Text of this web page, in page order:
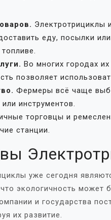
Электротрициклы
еду, посылки
Во многих городах
позволяет
Фермеры всё чаще
инструментов.
торговцы и
станции.
уже сегодня
экологичность может
и государства
их развитие.